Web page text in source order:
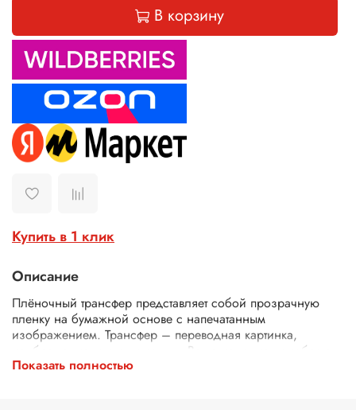
В корзину
Купить в 1 клик
Описание
Плёночный трансфер представляет собой прозрачную
пленку на бумажной основе с напечатанным
изображением. Трансфер – переводная картинка,
изображение, с его помощью Ваше изделие приобретет
неповторимость и уникальность. Трансферной бумагой
Показать полностью